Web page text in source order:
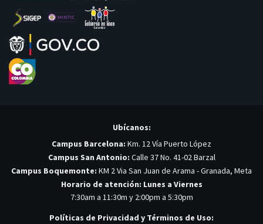
Ubícanos:
Campus Barcelona: Km. 12 Vía Puerto López
Campus San Antonio: Calle 37 No. 41-02 Barzal
Campus Boquemonte: KM 2 Via San Juan de Arama - Granada, Meta
Horario de atención: Lunes a Viernes
7:30am a 11:30m y 2:00pm a 5:30pm
Políticas de Privacidad y Términos de Uso: